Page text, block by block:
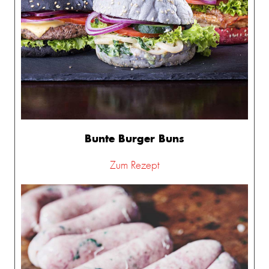
Bunte Burger Buns
Zum Rezept